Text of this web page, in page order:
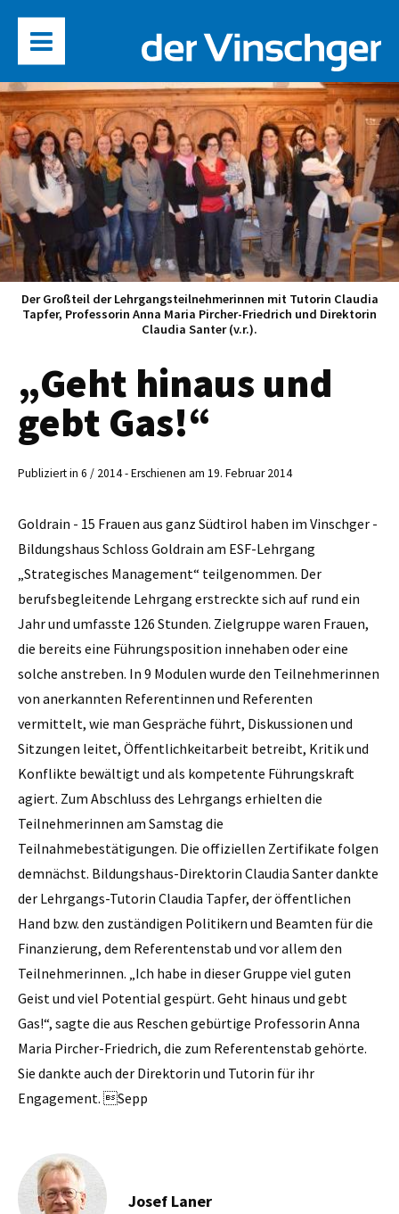
Der Großteil der Lehrgangsteilnehmerinnen mit Tutorin Claudia
Tapfer, Professorin Anna Maria Pircher-Friedrich und Direktorin
Claudia Santer (v.r.).
„Geht hinaus und
gebt Gas!“
Publiziert in 6 / 2014 - Erschienen am 19. Februar 2014
Goldrain - 15 Frauen aus ganz Südtirol haben im Vinschger ­
Bildungshaus Schloss Goldrain am ESF-Lehrgang
„Strategisches Management“ teilgenommen. Der
berufsbegleitende Lehrgang erstreckte sich auf rund ein
Jahr und umfasste 126 Stunden. Zielgruppe waren Frauen,
die bereits eine Führungsposition innehaben oder eine
solche anstreben. In 9 Modulen wurde den Teilnehmerinnen
von anerkannten Referentinnen und Referenten
vermittelt, wie man Gespräche führt, Diskussionen und
Sitzungen leitet, Öffentlichkeitarbeit betreibt, Kritik und
Konflikte bewältigt und als kompetente Führungskraft
agiert. Zum Abschluss des Lehrgangs erhielten die
Teilnehmerinnen am Samstag die
Teilnahmebestätigungen. Die offiziellen Zertifikate folgen
demnächst. Bildungshaus-Direktorin Claudia Santer dankte
der Lehrgangs-Tutorin Claudia Tapfer, der öffentlichen
Hand bzw. den zuständigen Politikern und Beamten für die
Finanzierung, dem Referentenstab und vor allem den
Teilnehmerinnen. „Ich habe in dieser Gruppe viel guten
Geist und viel Potential gespürt. Geht hinaus und gebt
Gas!“, sagte die aus Reschen gebürtige Professorin Anna
Maria Pircher-Friedrich, die zum Referentenstab gehörte.
Sie dankte auch der Direktorin und Tutorin für ihr
Engagement. Sepp
Josef Laner